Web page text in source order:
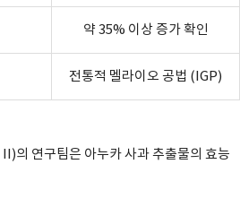
약 35% 이상 증가 확인
전통적 멜라이오 공법 (IGP)
연구팀은 아누카 사과 추출물의 효능